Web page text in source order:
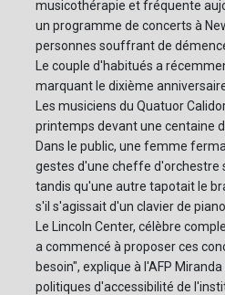
musicothérapie et fréquente
un programme de concerts à
personnes souffrant de
Le couple d'habitués a
marquant le dixième
Les musiciens du Quatuor
printemps devant une centaine
Dans le public, une femme
gestes d'une cheffe d'orchestre
tandis qu'une autre tapotait le
s'il s'agissait d'un clavier de piano.
Le Lincoln Center, célèbre
a commencé à proposer ces
besoin", explique à l'AFP
politiques d'accessibilité de